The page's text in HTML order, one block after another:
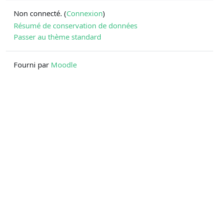
Non connecté. (Connexion)
Résumé de conservation de données
Passer au thème standard
Fourni par Moodle